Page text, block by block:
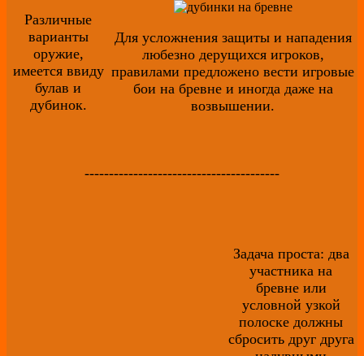
Различные
варианты
оружие,
имеется ввиду
булав и
дубинок.
Для усложнения защиты и нападения
любезно дерущихся игроков,
правилами предложено вести игровые
бои на бревне и иногда даже на
возвышении.
----------------------------------------
Задача проста: два
участника на
бревне или
условной узкой
полоске должны
сбросить друг друга